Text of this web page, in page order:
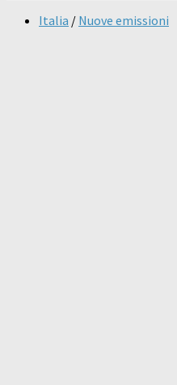
Italia / Nuove emissioni